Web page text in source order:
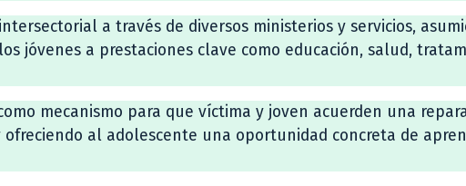
a través de diversos ministerios y servicios,
jóvenes a prestaciones clave como educación, salud,
mecanismo para que víctima y joven acuerden una
al adolescente una oportunidad concreta de